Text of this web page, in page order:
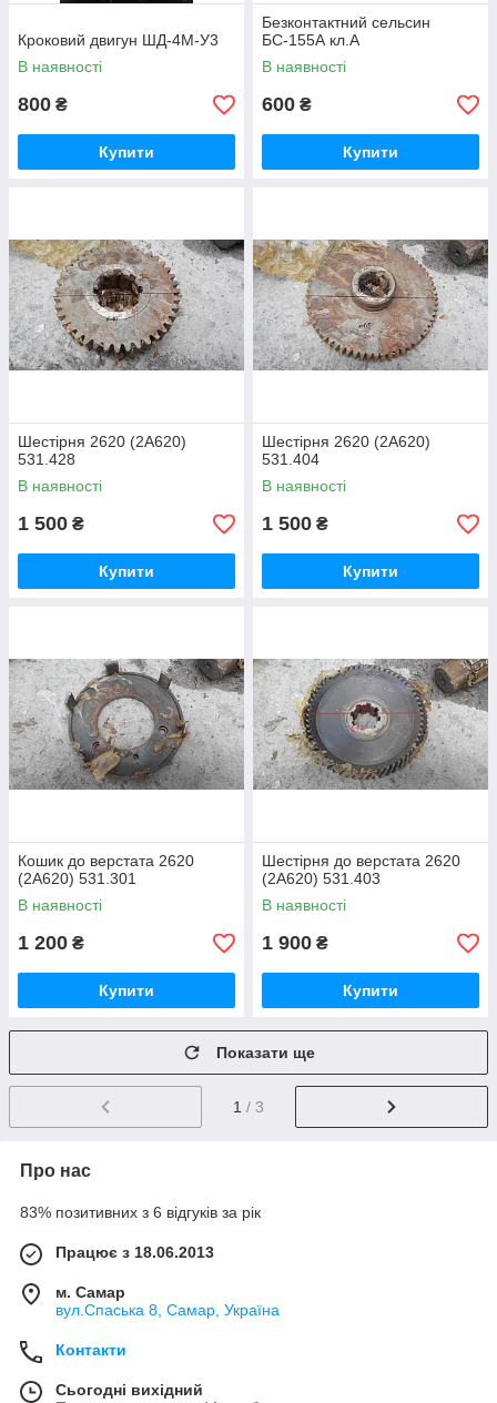
Кроковий двигун ШД-4М-У3
В наявності
800 ₴
Купити
Безконтактний сельсин
БС-155А кл.А
В наявності
600 ₴
Купити
Шестірня 2620 (2А620)
531.428
В наявності
1 500 ₴
Купити
Шестірня 2620 (2А620)
531.404
В наявності
1 500 ₴
Купити
Кошик до верстата 2620
(2А620) 531.301
В наявності
1 200 ₴
Купити
Шестірня до верстата 2620
(2А620) 531.403
В наявності
1 900 ₴
Купити
Показати ще
1 / 3
Про нас
83% позитивних з 6 відгуків за рік
Працює з 18.06.2013
м. Самар
вул.Спаська 8, Самар, Україна
Контакти
Сьогодні вихідний